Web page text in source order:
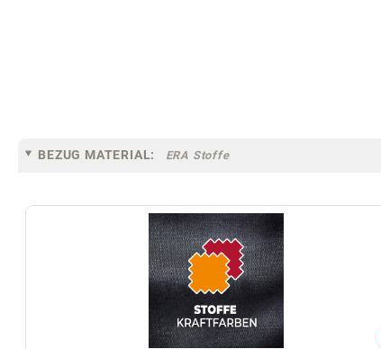
BEZUG MATERIAL: ERA Stoffe